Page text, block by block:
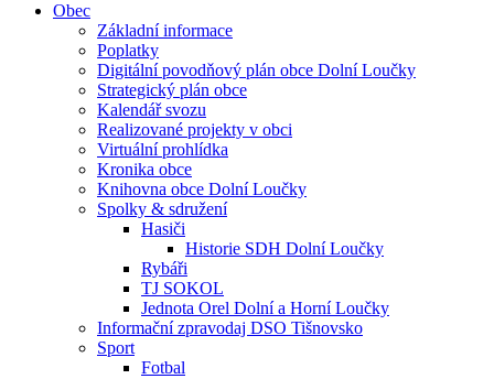
Obec
Základní informace
Poplatky
Digitální povodňový plán obce Dolní Loučky
Strategický plán obce
Kalendář svozu
Realizované projekty v obci
Virtuální prohlídka
Kronika obce
Knihovna obce Dolní Loučky
Spolky & sdružení
Hasiči
Historie SDH Dolní Loučky
Rybáři
TJ SOKOL
Jednota Orel Dolní a Horní Loučky
Informační zpravodaj DSO Tišnovsko
Sport
Fotbal